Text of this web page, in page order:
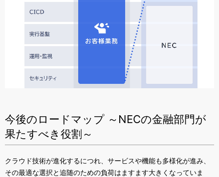
今後のロードマップ ～NECの金融部門が
果たすべき役割～
クラウド技術が進化するにつれ、サービスや機能も多様化が進み、
その最適な選択と追随のための負荷はますます大きくなっていま